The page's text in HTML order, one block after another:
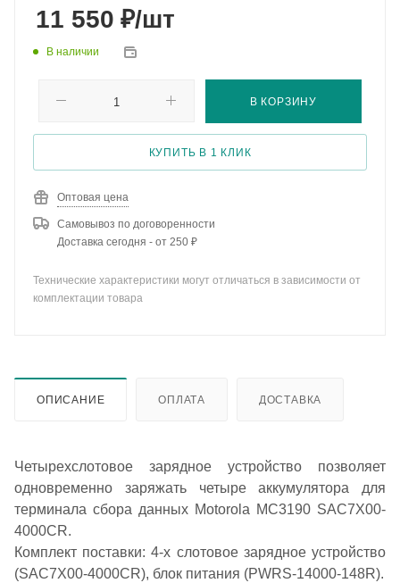
11 550 ₽/шт
В наличии
В КОРЗИНУ
КУПИТЬ В 1 КЛИК
Оптовая цена
Самовывоз по договоренности
Доставка сегодня - от 250 ₽
Технические характеристики могут отличаться в зависимости от
комплектации товара
ОПИСАНИЕ ОПЛАТА ДОСТАВКА
Четырехслотовое зарядное устройство позволяет
одновременно заряжать четыре аккумулятора для
терминала сбора данных Motorola MC3190 SAC7X00-
4000CR.
Комплект поставки: 4-х слотовое зарядное устройство
(SAC7X00-4000CR), блок питания (PWRS-14000-148R).